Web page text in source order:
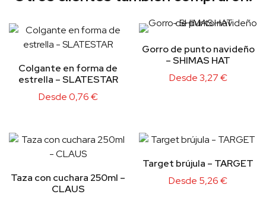
Colgante en forma de
estrella – SLATESTAR
Desde0,76€
Gorro de punto navideño
– SHIMAS HAT
Desde3,27€
Taza con cuchara 250ml –
CLAUS
Target brújula – TARGET
Desde 5,26€